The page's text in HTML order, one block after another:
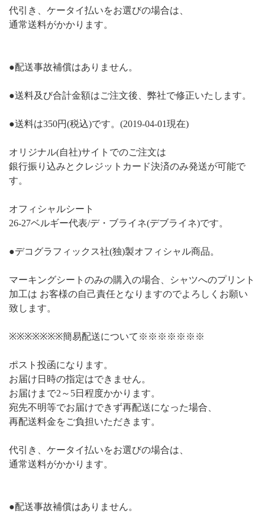
代引き、ケータイ払いをお選びの場合は、
通常送料がかかります。
●配送事故補償はありません。
●送料及び合計金額はご注文後、弊社で修正いたします。
●送料は350円(税込)です。(2019-04-01現在)
オリジナル(自社)サイトでのご注文は
銀行振り込みとクレジットカード決済のみ発送が可能で
す。
オフィシャルシート
26-27ベルギー代表/デ・ブライネ(デブライネ)です。
●デコグラフィックス社(独)製オフィシャル商品。
マーキングシートのみの購入の場合、シャツへのプリント
加工は お客様の自己責任となりますのでよろしくお願い
致します。
※※※※※※※簡易配送について※※※※※※※
ポスト投函になります。
お届け日時の指定はできません。
お届けまで2～5日程度かかります。
宛先不明等でお届けできず再配送になった場合、
再配送料金をご負担いただきます。
代引き、ケータイ払いをお選びの場合は、
通常送料がかかります。
●配送事故補償はありません。